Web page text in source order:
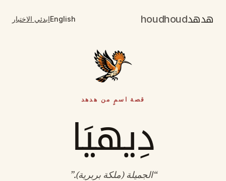
هدهدhoudhoud
Englishابدئي الاختبار
قصة اسمٍ من هدهد
دِيهيَا
“الجميلة (ملكة بربرية).”